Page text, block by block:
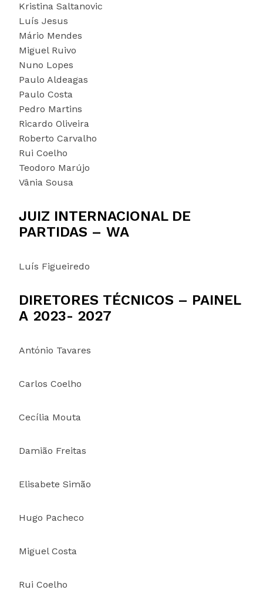
Kristina Saltanovic
Luís Jesus
Mário Mendes
Miguel Ruivo
Nuno Lopes
Paulo Aldeagas
Paulo Costa
Pedro Martins
Ricardo Oliveira
Roberto Carvalho
Rui Coelho
Teodoro Marújo
Vânia Sousa
JUIZ INTERNACIONAL DE
PARTIDAS – WA
Luís Figueiredo
DIRETORES TÉCNICOS – PAINEL
A 2023- 2027
António Tavares
Carlos Coelho
Cecília Mouta
Damião Freitas
Elisabete Simão
Hugo Pacheco
Miguel Costa
Rui Coelho